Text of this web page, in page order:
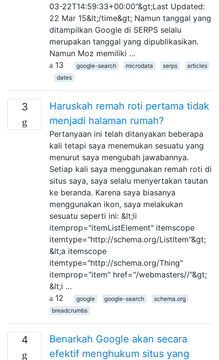
03-22T14:59:33+00:00"&gt;Last Updated:
22 Mar 15&lt;/time&gt; Namun tanggal yang
ditampilkan Google di SERPS selalu
merupakan tanggal yang dipublikasikan.
Namun Moz memiliki …
13
google-search microdata serps
articles
dates
3
Haruskah remah roti pertama tidak
menjadi halaman rumah?
Pertanyaan ini telah ditanyakan beberapa
kali tetapi saya menemukan sesuatu yang
menurut saya mengubah jawabannya.
Setiap kali saya menggunakan remah roti di
situs saya, saya selalu menyertakan tautan
ke beranda. Karena saya biasanya
menggunakan ikon, saya melakukan
sesuatu seperti ini: &lt;li
itemprop="itemListElement" itemscope
itemtype="http://schema.org/ListItem"&gt;
&lt;a itemscope
itemtype="http://schema.org/Thing"
itemprop="item" href="/webmasters//"&gt;
&lt;i …
12
google google-search
schema.org
breadcrumbs
4
Benarkah Google akan secara
efektif menghukum situs yang